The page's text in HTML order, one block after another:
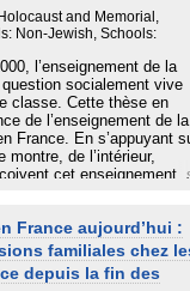
and Memorial,
Non-Jewish, Schools:
l’enseignement de la
socialement vive
classe. Cette thèse en
de l’enseignement de la
France. En s’appuyant
de l’intérieur,
cet enseignement,
rence des mémoires,
et le savoir scolaire.
la vivacité de la
de l’équipe
France aujourd’hui :
familiales chez
depuis la fin des